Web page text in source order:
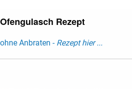
Ofengulasch Rezept
ohne Anbraten - Rezept hier ...